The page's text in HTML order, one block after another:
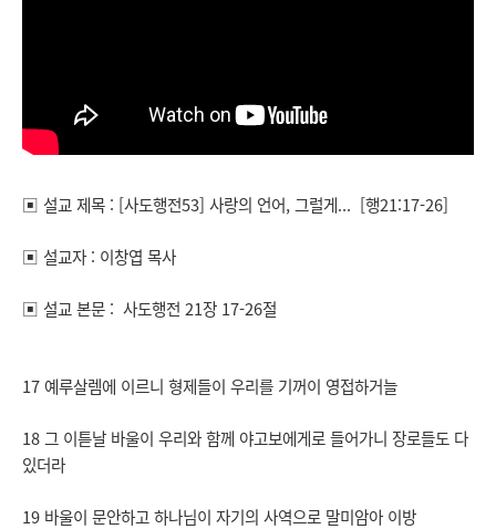
▣ 설교 제목 : [사도행전53] 사랑의 언어, 그럴게... [행21:17-26]
▣ 설교자 : 이창엽 목사
▣ 설교 본문 : 사도행전 21장 17-26절
17 예루살렘에 이르니 형제들이 우리를 기꺼이 영접하거늘
18 그 이튿날 바울이 우리와 함께 야고보에게로 들어가니 장로들도 다
있더라
19 바울이 문안하고 하나님이 자기의 사역으로 말미암아 이방